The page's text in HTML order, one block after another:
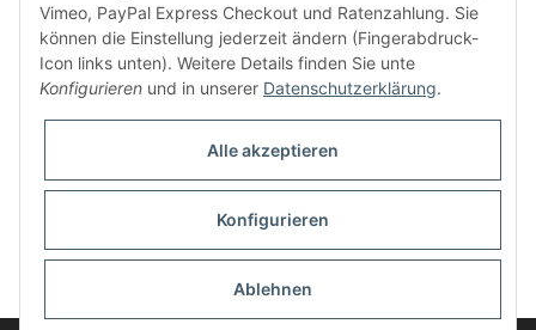
Informationen
* Alle Preise inkl. gesetzlicher USt., zzgl.Versand
Vimeo, PayPal Express Checkout und Ratenzahlung. Sie
können die Einstellung jederzeit ändern (Fingerabdruck-
Icon links unten). Weitere Details finden Sie unte
Konfigurieren und in unserer Datenschutzerklärung.
Alle akzeptieren
Konfigurieren
Ablehnen